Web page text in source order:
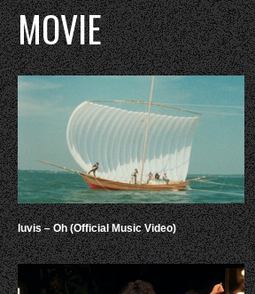
MOVIE
luvis – Oh (Official Music Video)